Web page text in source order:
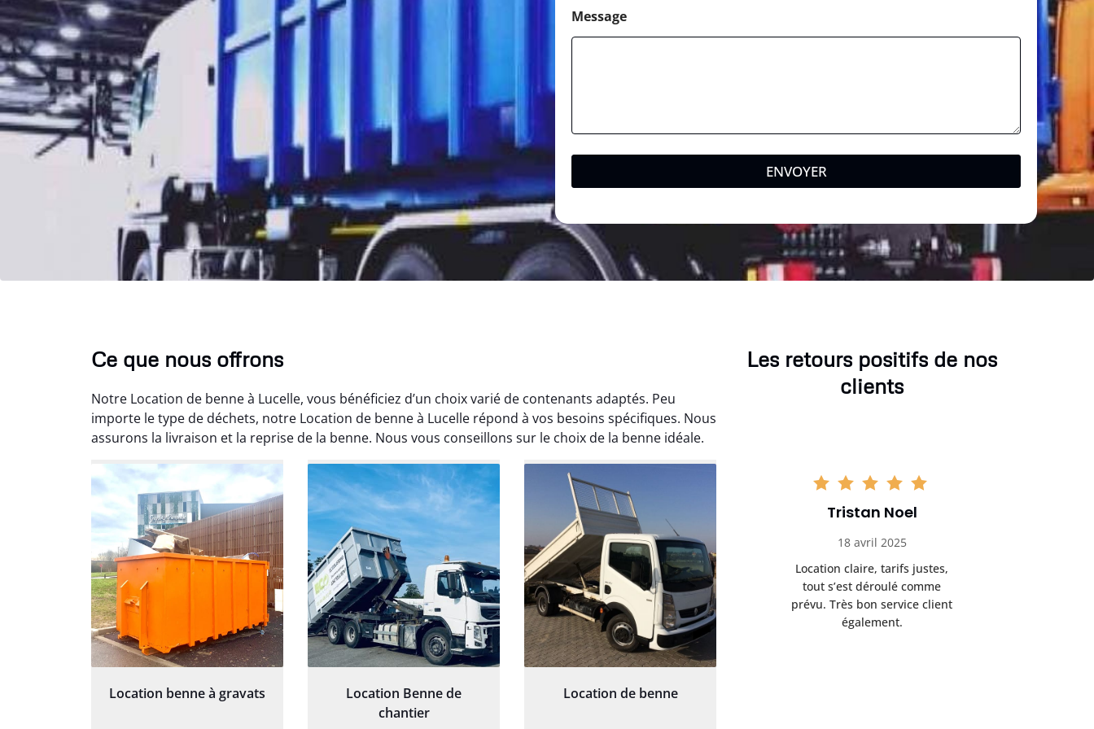
Message
ENVOYER
Ce que nous offrons
Notre Location de benne à Lucelle, vous bénéficiez d’un choix varié de contenants adaptés. Peu
importe le type de déchets, notre Location de benne à Lucelle répond à vos besoins spécifiques. Nous
assurons la livraison et la reprise de la benne. Nous vous conseillons sur le choix de la benne idéale.
Location benne à gravats
Location Benne de
chantier
Location de benne
Les retours positifs de nos
clients
Aurélie Bonnet
21 juin 2024
Le service de terrassement
jardin à Var était
exceptionnel. L'équipe a
travaillé de manière efficace
et professionnelle, laissant
notre jardin impeccable et
projet d'aménagement
paysager.
Elisa Barreau
6 avril 2025
Parfait pour évacuer les
gravats de mon chantier.
Service rapide et efficace. Je
recommande sans
hésitation.
Tristan Noel
18 avril 2025
Location claire, tarifs justes,
tout s’est déroulé comme
prévu. Très bon service client
également.